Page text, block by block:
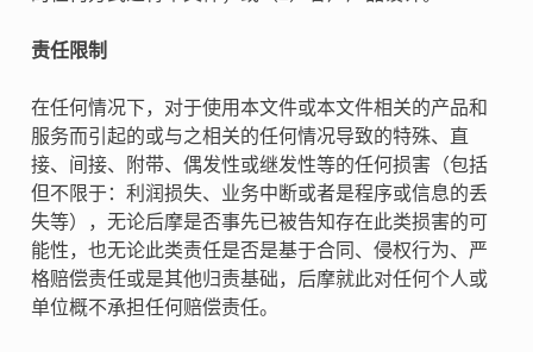
责任限制
在任何情况下，对于使用本文件或本文件相关的产品和
服务而引起的或与之相关的任何情况导致的特殊、直
接、间接、附带、偶发性或继发性等的任何损害（包括
但不限于：利润损失、业务中断或者是程序或信息的丢
失等），无论后摩是否事先已被告知存在此类损害的可
能性，也无论此类责任是否是基于合同、侵权行为、严
格赔偿责任或是其他归责基础，后摩就此对任何个人或
单位概不承担任何赔偿责任。